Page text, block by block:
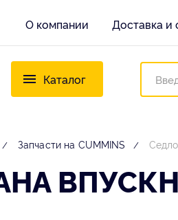
О компании Доставка и
Каталог
Запчасти на CUMMINS